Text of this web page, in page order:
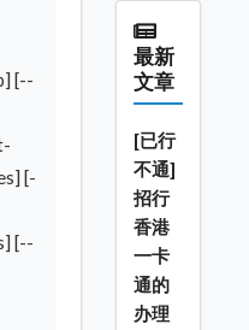
[--
[-
[--
最新
文章
[已行
不通]
招行
香港
一卡
通的
办理